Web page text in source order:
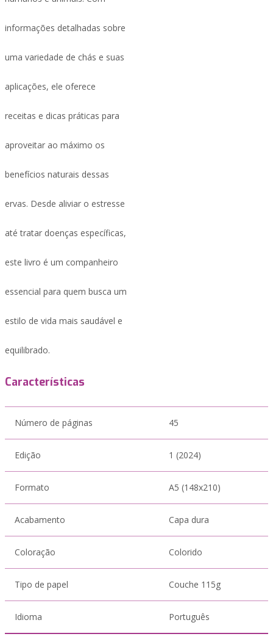
informações detalhadas sobre
uma variedade de chás e suas
aplicações, ele oferece
receitas e dicas práticas para
aproveitar ao máximo os
benefícios naturais dessas
ervas. Desde aliviar o estresse
até tratar doenças específicas,
este livro é um companheiro
essencial para quem busca um
estilo de vida mais saudável e
equilibrado.
Características
Número de páginas 45
Edição 1 (2024)
Formato A5 (148x210)
Acabamento Capa dura
Coloração Colorido
Tipo de papel Couche 115g
Idioma Português